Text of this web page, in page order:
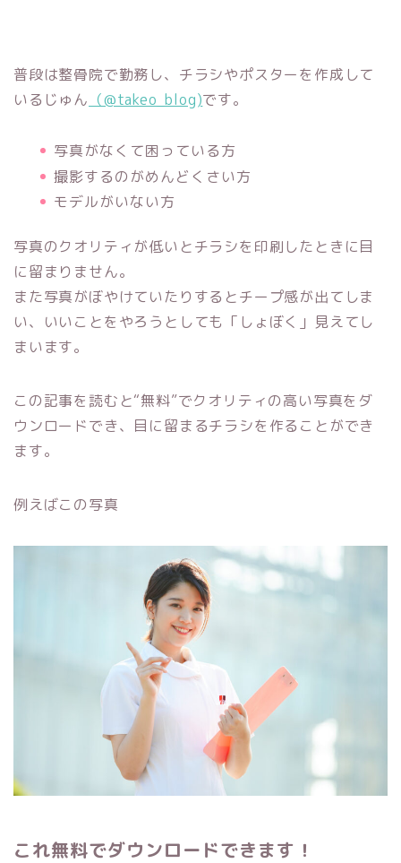
普段は整骨院で勤務し、チラシやポスターを作成して
いるじゅん （@takeo_blog)です。
写真がなくて困っている方
撮影するのがめんどくさい方
モデルがいない方
写真のクオリティが低いとチラシを印刷したときに目
に留まりません。
また写真がぼやけていたりするとチープ感が出てしま
い、いいことをやろうとしても「しょぼく」見えてし
まいます。
この記事を読むと“無料”でクオリティの高い写真をダ
ウンロードでき、目に留まるチラシを作ることができ
ます。
例えばこの写真
これ無料でダウンロードできます！